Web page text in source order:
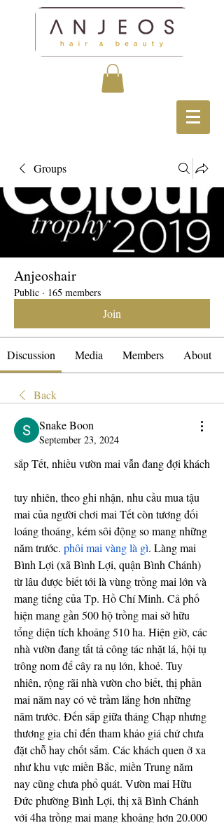
Groups
Anjeoshair
Public · 165 members
Join
Discussion Media Members About
Back
Snake Boon
September 23, 2024
sắp Tết, nhiều vườn mai vẫn đang đợi khách
tuy nhiên, theo ghi nhận, nhu cầu mua tậu
mai của người chơi mai Tết còn tương đối
loáng thoáng, kém sôi động so mang những
năm trước. phôi mai vàng là gì. Làng mai
Bình Lợi (xã Bình Lợi, quận Bình Chánh)
từ lâu được biết tới là vùng trồng mai lớn và
mang tiếng của Tp. Hồ Chí Minh. Cả phố
hiện mang gần 500 hộ trồng mai sở hữu
tổng diện tích khoảng 510 ha. Hiện giờ, các
nhà vườn đang tất tả công tác nhặt lá, hội tụ
trông nom để cây ra nụ lớn, khoẻ. Tuy
nhiên, rộng rãi nhà vườn cho biết, thị phần
mai năm nay có vẻ trầm lắng hơn những
năm trước. Đến sắp giữa tháng Chạp nhưng
thương gia chỉ đến tham khảo giá chứ chưa
đặt chỗ hay chốt sắm. Các khách quen ở xa
như khu vực miền Bắc, miền Trung năm
nay cũng chưa phổ quát. Vườn mai Hữu
Đức phường Bình Lợi, thị xã Bình Chánh
với 4ha trồng mai mang khoảng hơn 20.000